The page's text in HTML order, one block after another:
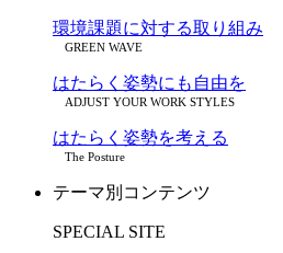
環境課題に対する取り組み
GREEN WAVE
はたらく姿勢にも自由を
ADJUST YOUR WORK STYLES
はたらく姿勢を考える
The Posture
テーマ別コンテンツ
SPECIAL SITE